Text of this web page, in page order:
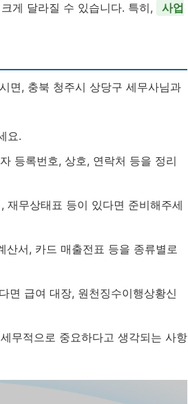
게 달라질 수 있습니다. 특히,
사업
면, 충북 청주시 상당구 세무사님과
요.
등록번호, 상호, 연락처 등을 정리
재무상태표 등이 있다면 준비해주세
서, 카드 매출전표 등을 종류별로
면 급여 대장, 원천징수이행상황신
무적으로 중요하다고 생각되는 사항